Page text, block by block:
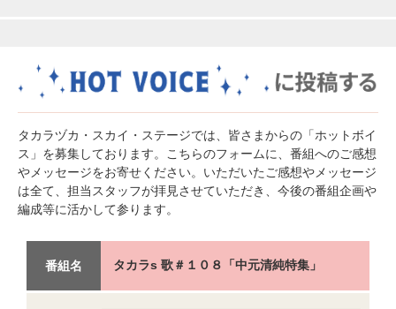
タカラヅカ・スカイ・ステージでは、皆さまからの「ホットボイ
ス」を募集しております。こちらのフォームに、番組へのご感想
やメッセージをお寄せください。いただいたご感想やメッセージ
は全て、担当スタッフが拝見させていただき、今後の番組企画や
編成等に活かして参ります。
番組名 タカラs 歌＃１０８「中元清純特集」